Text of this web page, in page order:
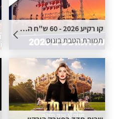
קו רקיע 2026 - 60 ש"ח הנחה לכרטיס ומשקה ראשון חינם תמורת בונוס
תמורת הטבת בונוס